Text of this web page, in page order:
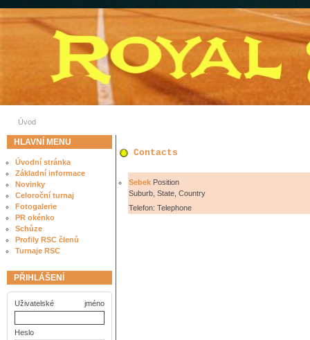
Úvod
HLAVNÍ MENU
Úvodní stránka
Základní informace
Novinky
Celoroční turnaj
Fotogalerie
PR okénko
Schůze
Profily RSC členů
Turnaje RSC
PŘIHLÁŠENÍ
Uživatelské jméno
Heslo
Contacts
Sebek Position
Suburb, State, Country
Telefon: Telephone